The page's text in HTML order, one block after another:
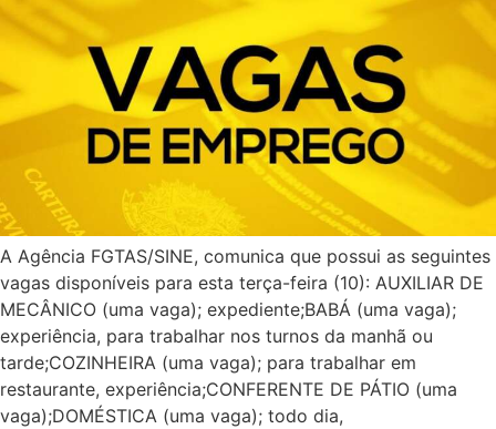
A Agência FGTAS/SINE, comunica que possui as seguintes
vagas disponíveis para esta terça-feira (10): AUXILIAR DE
MECÂNICO (uma vaga); expediente;BABÁ (uma vaga);
experiência, para trabalhar nos turnos da manhã ou
tarde;COZINHEIRA (uma vaga); para trabalhar em
restaurante, experiência;CONFERENTE DE PÁTIO (uma
vaga);DOMÉSTICA (uma vaga); todo dia,